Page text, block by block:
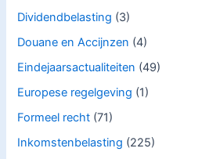
Dividendbelasting (3)
Douane en Accijnzen (4)
Eindejaarsactualiteiten (49)
Europese regelgeving (1)
Formeel recht (71)
Inkomstenbelasting (225)